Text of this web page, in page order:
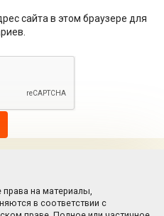
сайта в этом браузере для
на материалы,
в соответствии с